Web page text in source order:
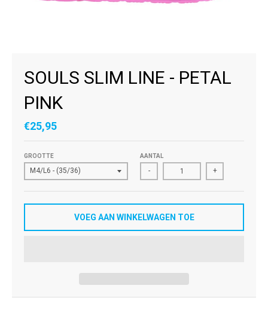
SOULS SLIM LINE - PETAL
PINK
€25,95
GROOTTE AANTAL
- +
VOEG AAN WINKELWAGEN TOE